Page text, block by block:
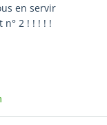
en servir
n° 2 ! ! ! ! !